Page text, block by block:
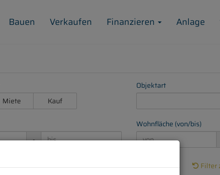
Bauen Verkaufen Finanzieren Anlage
Miete Kauf
Objektart
-
Wohnfläche (von/bis)
Filter